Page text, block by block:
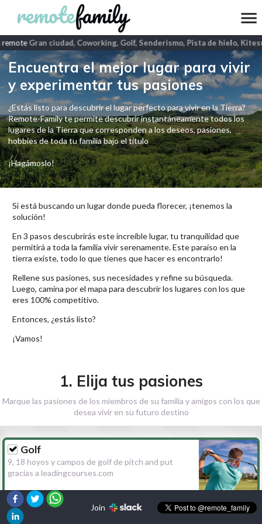
Gran ciudad, Coworking, Golf, Senderismo, Pista de hielo,
Encuentra el mejor lugar para vivir
y experimentar tus pasiones
¿Estás listo para descubrir el lugar perfecto para vivir en la Tierra?
Remote-Family te permite descubrir instantáneamente todos los
lugares de la Tierra que corresponden a los deseos, pasiones,
hobbies de toda tu familia bajo el título
¡Hagámoslo!
Si está buscando un lugar donde pueda florecer, ¡tenemos la
solución!
En 3 pasos descubrirás este increíble lugar, tu tranquilidad que
permitirá a toda la familia vivir serenamente. Este paraíso en la
tierra existe, todo lo que tienes que hacer es encontrarlo!
Rellene sus pasiones, sus necesidades y refine su búsqueda.
Luego, camina por el mapa para descubrir los lugares con los que
eres 100% competitivo.
Entonces, ¿estás listo?
¡Vamos!
1. Elija tus pasiones
Marque las pasiones de los miembros de su familia y amigos con los que
desea vivir en su futuro destino
Golf
9, 18 hoyos y campos de golf de pitch and put
gracias a leadingcourses.com
Senderismo
Join